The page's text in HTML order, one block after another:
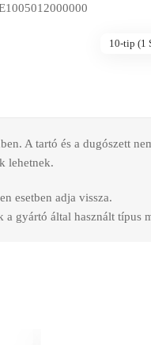
10-tip (1
A tartó és a dugószett
lehetnek.
esetben adja vissza.
gyártó által használt típus